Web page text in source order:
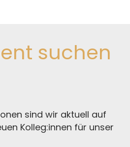
suchen
sind wir aktuell auf
Kolleg:innen für unser